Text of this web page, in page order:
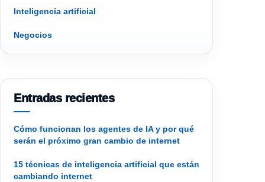
Inteligencia artificial
Negocios
Entradas recientes
Cómo funcionan los agentes de IA y por qué
serán el próximo gran cambio de internet
15 técnicas de inteligencia artificial que están
cambiando internet